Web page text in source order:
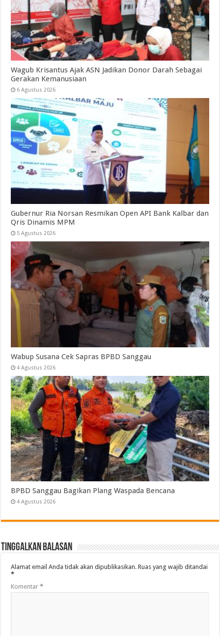
Wagub Krisantus Ajak ASN Jadikan Donor Darah Sebagai
Gerakan Kemanusiaan
6 Agustus 2026
Gubernur Ria Norsan Resmikan Open API Bank Kalbar dan
Qris Dinamis MPM
5 Agustus 2026
Wabup Susana Cek Sapras BPBD Sanggau
4 Agustus 2026
BPBD Sanggau Bagikan Plang Waspada Bencana
4 Agustus 2026
Tinggalkan Balasan
Alamat email Anda tidak akan dipublikasikan. Ruas yang wajib ditandai
*
Komentar*